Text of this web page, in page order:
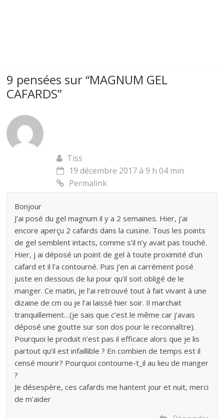
9 pensées sur “MAGNUM GEL
CAFARDS”
Tiss
19 décembre 2017 à 9 h 04 min
Permalink
Bonjour
J’ai posé du gel magnum il y a 2 semaines. Hier, j’ai
encore aperçu 2 cafards dans la cuisine. Tous les points
de gel semblent intacts, comme s’il n’y avait pas touché.
Hier, j ai déposé un point de gel à toute proximité d’un
cafard et il l’a contourné. Puis j’en ai carrément posé
juste en dessous de lui pour qu’il soit obligé de le
manger. Ce matin, je l’ai retrouvé tout à fait vivant à une
dizaine de cm ou je l’ai laissé hier soir. Il marchait
tranquillement…(je sais que c’est le même car j’avais
déposé une goutte sur son dos pour le reconnaître).
Pourquoi le produit n’est pas il efficace alors que je lis
partout qu’il est infaillible ? En combien de temps est il
censé mourir? Pourquoi contourne-t_il au lieu de manger
?
Je désespère, ces cafards me hantent jour et nuit, merci
de m’aider